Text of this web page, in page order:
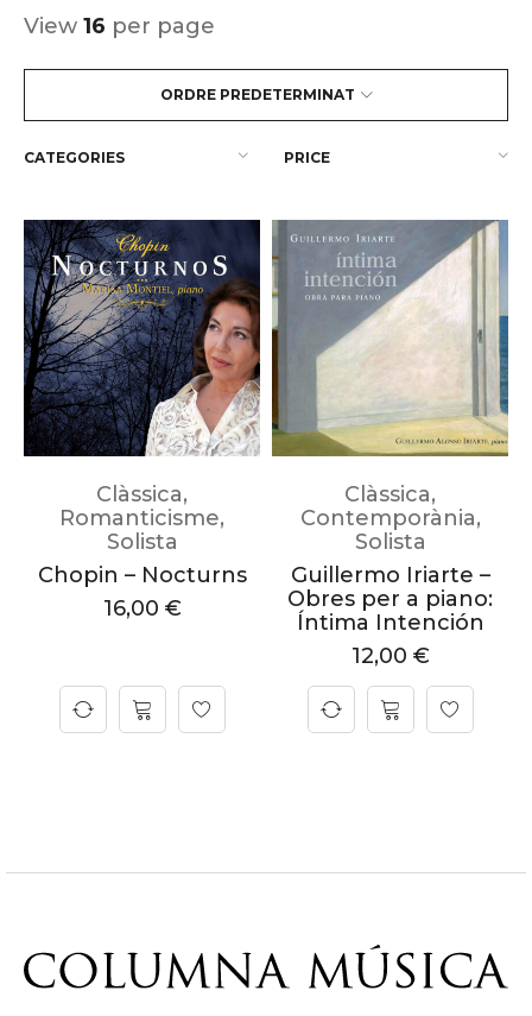
ORDRE PREDETERMINAT
View 16 per page
CATEGORIES PRICE
Clàssica,
Romanticisme,
Solista
Chopin – Nocturns
16,00 €
Clàssica,
Contemporània,
Solista
Guillermo Iriarte –
Obres per a piano:
Íntima Intención
12,00 €